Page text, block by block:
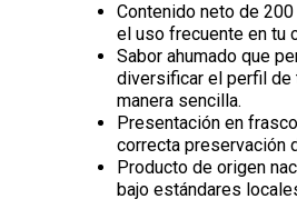
Contenido neto de 200
el uso frecuente en tu
Sabor ahumado que
diversificar el perfil de
manera sencilla.
Presentación en
correcta preservación
Producto de origen
bajo estándares